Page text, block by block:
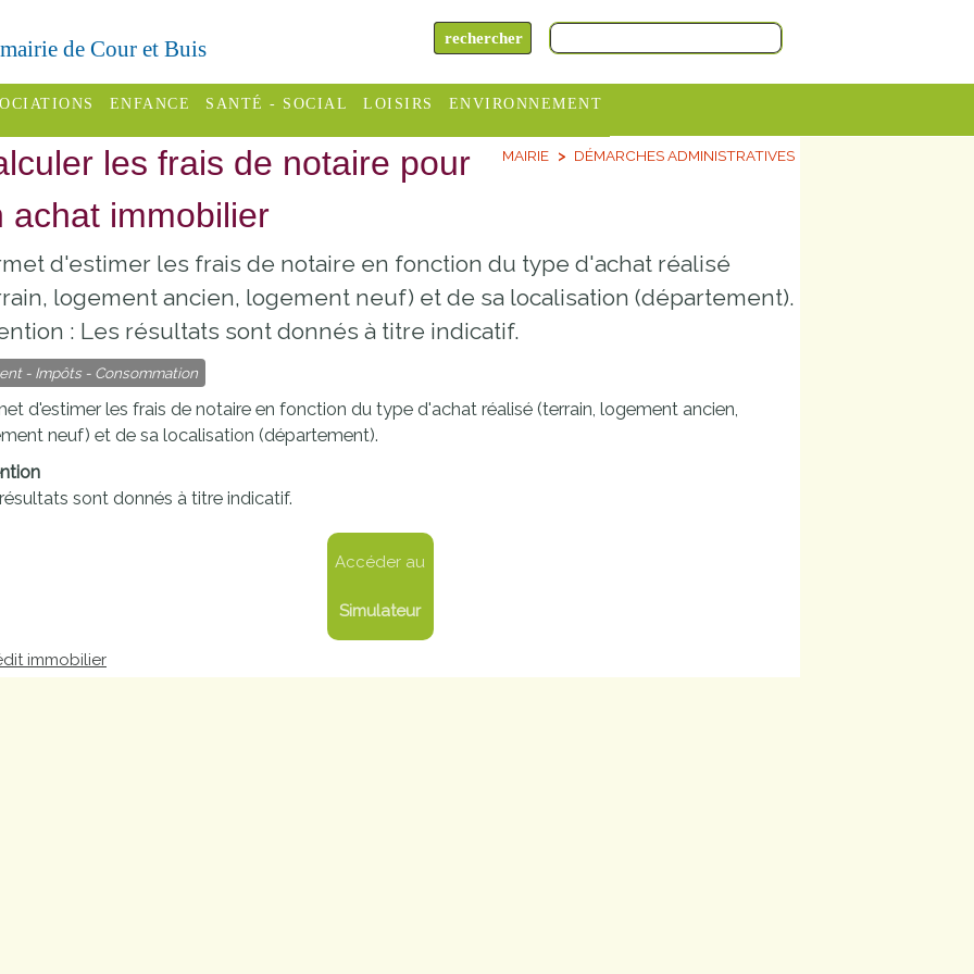
de Cour et Buis
des
des
ENFANCE
Assistantes
assistante
maternelle
enfance
SANTÉ - SOCIAL
Centres
CCAS
Conseil
Le SSIAD
LOISIRS
Campings
de
tourisme
Cinémas
Piscines
Cour et
Buis
Visiter,
découvrir
ENVIRONNEMENT
Horaires
incitative
SITCOM
MAIRIE DÉMARCHES ADMINISTRATIVES
les frais de notaire pour
achat immobilier
d'estimer les frais de notaire en fonction du type d'achat réalisé
logement ancien, logement neuf) et de sa localisation (département).
: Les résultats sont donnés à titre indicatif.
- Impôts - Consommation
d'estimer les frais de notaire en fonction du type d'achat réalisé (terrain, logement ancien,
neuf) et de sa localisation (département).
sont donnés à titre indicatif.
Accéder au
Simulateur
immobilier